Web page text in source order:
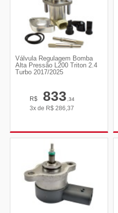
Válvula Regulagem Bomba
Alta Pressão L200 Triton 2.4
Turbo 2017/2025
R$ 833,34
3x de R$ 286,37